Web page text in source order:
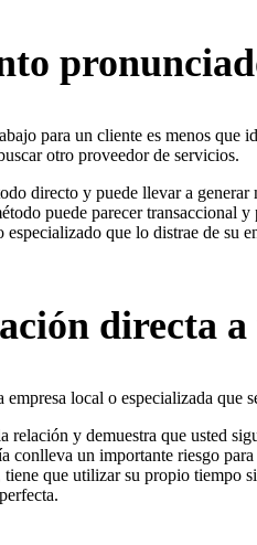
para un cliente es menos que
otro proveedor de servicios.
directo y puede llevar a
puede parecer transaccional
especializado que lo distrae de su
directa
local o especializada que
relación y demuestra que usted
conlleva un importante riesgo
que utilizar su propio tiempo